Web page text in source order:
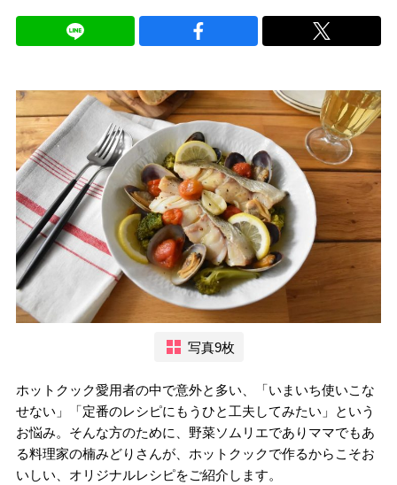
写真9枚
ホットクック愛用者の中で意外と多い、「いまいち使いこな
せない」「定番のレシピにもうひと工夫してみたい」という
お悩み。そんな方のために、野菜ソムリエでありママでもあ
る料理家の楠みどりさんが、ホットクックで作るからこそお
いしい、オリジナルレシピをご紹介します。